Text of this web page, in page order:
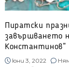
Пиратски
завършването
Константинов”
юни 3, 2022